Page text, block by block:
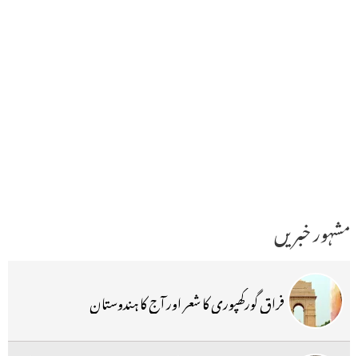
مشہور خبریں
فراق گورکھپوری کا شعر اور آج کا ہندوستان